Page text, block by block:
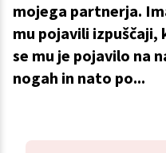
mojega partnerja.
mu pojavili izpuščaji,
se mu je pojavilo na
nogah in nato po...